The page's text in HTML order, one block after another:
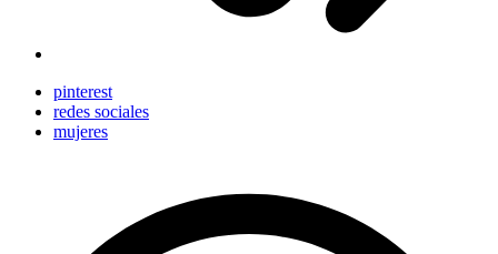
pinterest
redes sociales
mujeres